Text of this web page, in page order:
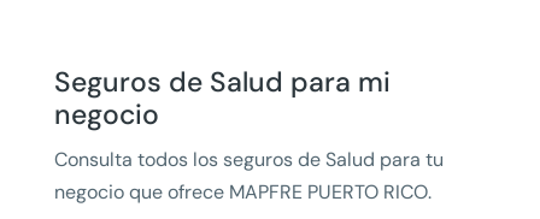
Seguros de Salud para mi
negocio
Consulta todos los seguros de Salud para tu
negocio que ofrece MAPFRE PUERTO RICO.